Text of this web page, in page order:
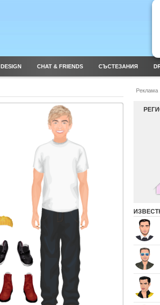
DESIGN CHAT & FRIENDS СЪСТЕЗАНИЯ
Реклама